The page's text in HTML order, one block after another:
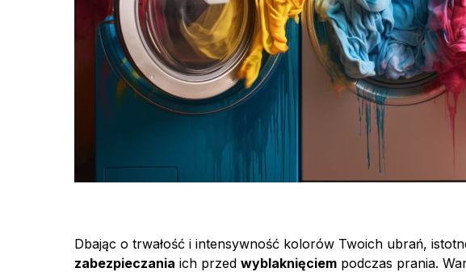
Dbając o trwałość i intensywność kolorów Twoich ubrań,
zabezpieczania ich przed wyblaknięciem podczas prania.